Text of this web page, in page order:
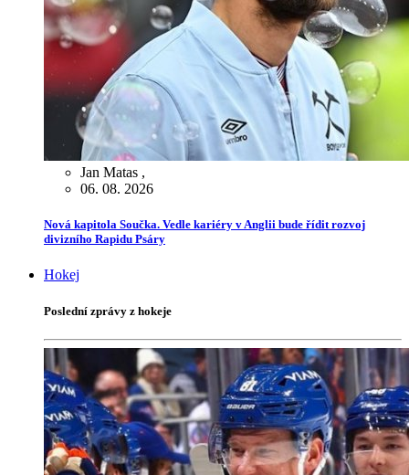
Jan Matas ,
06. 08. 2026
Nová kapitola Součka. Vedle kariéry v Anglii bude řídit rozvoj
divizního Rapidu Psáry
Hokej
Poslední zprávy z hokeje